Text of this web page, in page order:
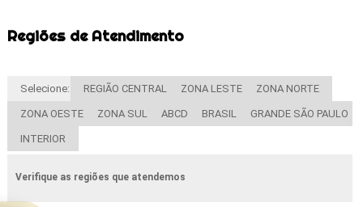
Regiões de Atendimento
Selecione: REGIÃO CENTRAL ZONA LESTE ZONA NORTE
ZONA OESTE ZONA SUL ABCD BRASIL GRANDE SÃO PAULO
INTERIOR
Verifique as regiões que atendemos